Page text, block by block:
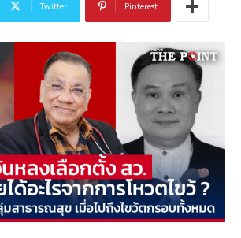
Twitter Pinterest